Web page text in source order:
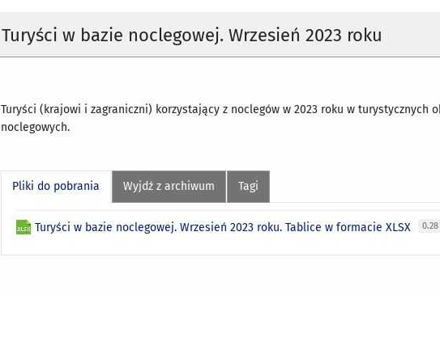
Turyści w bazie noclegowej. Wrzesień 2023 roku
Turyści (krajowi i zagraniczni) korzystający z noclegów w 2023 roku w
noclegowych.
Pliki do pobrania Wyjdź z archiwum Tagi
Turyści w bazie noclegowej. Wrzesień 2023 roku. Tablice w formacie XLSX 0.28